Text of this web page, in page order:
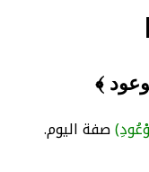
﴾
صفة اليوم.